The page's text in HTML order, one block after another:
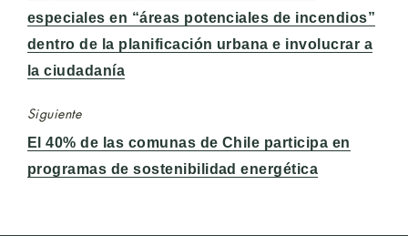
anterior:
especiales en “áreas potenciales de incendios”
dentro de la planificación urbana e involucrar a
la ciudadanía
Siguiente
Entrada
siguiente:
El 40% de las comunas de Chile participa en
programas de sostenibilidad energética